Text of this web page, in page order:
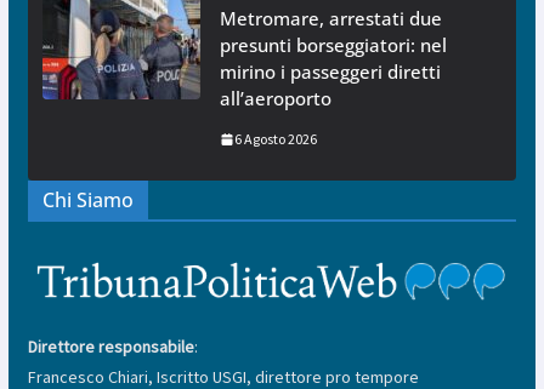
Metromare, arrestati due
presunti borseggiatori: nel
mirino i passeggeri diretti
all’aeroporto
6 Agosto 2026
Chi Siamo
Direttore responsabile:
Francesco Chiari, Iscritto USGI, direttore pro tempore